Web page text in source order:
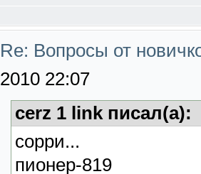
Re: Вопросы от
2010 22:07
cerz 1 link писал(а):
сорри...
пионер-819